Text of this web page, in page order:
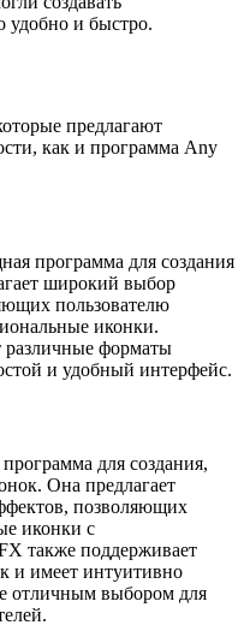
удобно и быстро.
предлагают
как и программа Any
программа для создания
широкий выбор
пользователю
иконки.
различные форматы
и удобный интерфейс.
для создания,
Она предлагает
позволяющих
иконки с
также поддерживает
и имеет интуитивно
отличным выбором для